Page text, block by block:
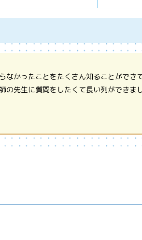
なかったことをたくさん知ることがで
の先生に質問をしたくて長い列ができ